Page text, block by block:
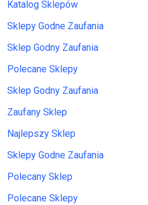
Katalog Sklepów
Sklepy Godne Zaufania
Sklep Godny Zaufania
Polecane Sklepy
Sklep Godny Zaufania
Zaufany Sklep
Najlepszy Sklep
Sklepy Godne Zaufania
Polecany Sklep
Polecane Sklepy